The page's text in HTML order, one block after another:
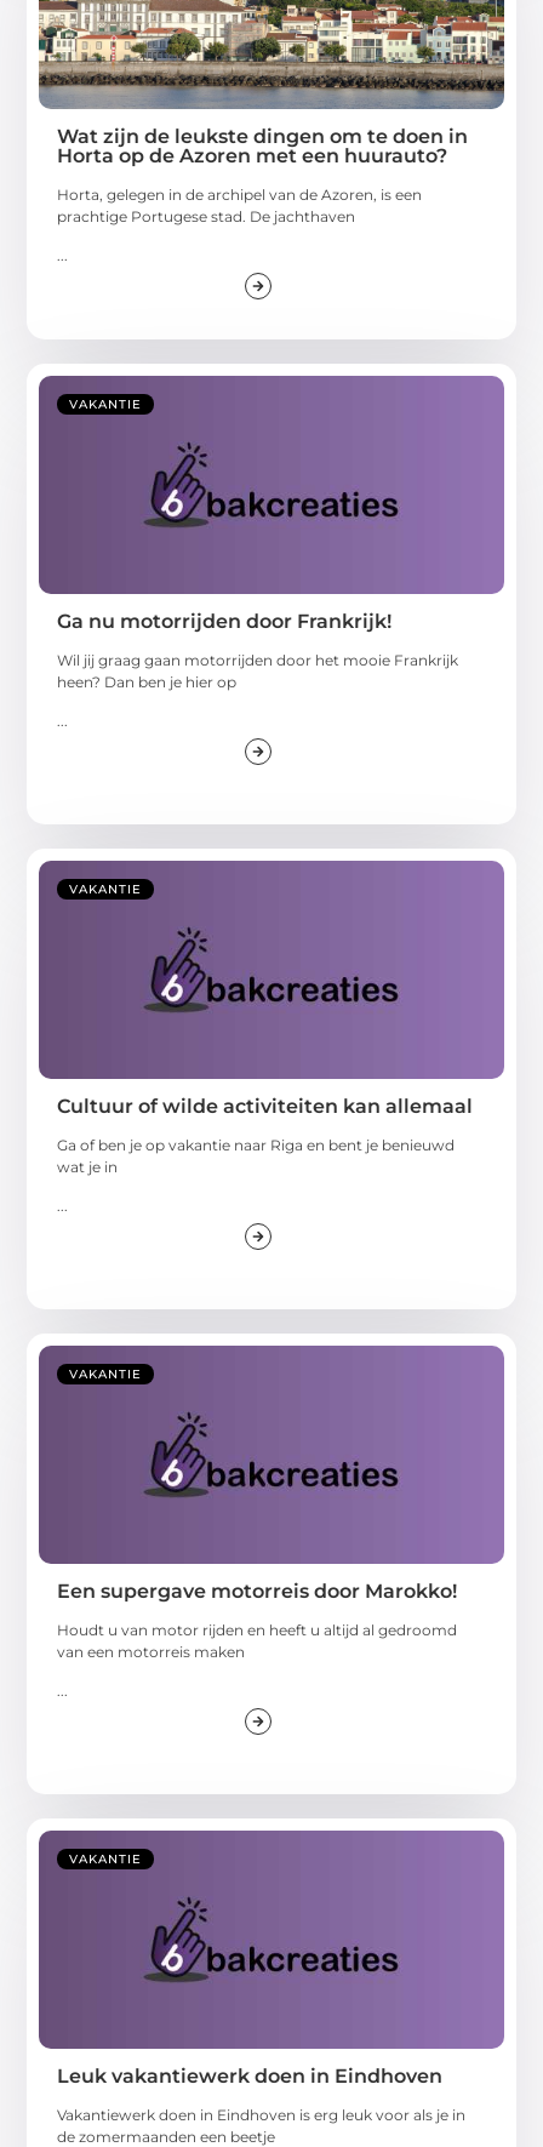
Wat zijn de leukste dingen om te doen in
Horta op de Azoren met een huurauto?
Horta, gelegen in de archipel van de Azoren, is een
prachtige Portugese stad. De jachthaven
VAKANTIE
Ga nu motorrijden door Frankrijk!
Wil jij graag gaan motorrijden door het mooie Frankrijk
heen? Dan ben je hier op
VAKANTIE
Cultuur of wilde activiteiten kan allemaal
Ga of ben je op vakantie naar Riga en bent je benieuwd
wat je in
VAKANTIE
Een supergave motorreis door Marokko!
Houdt u van motor rijden en heeft u altijd al gedroomd
van een motorreis maken
VAKANTIE
Leuk vakantiewerk doen in Eindhoven
Vakantiewerk doen in Eindhoven is erg leuk voor als je in
de zomermaanden een beetje